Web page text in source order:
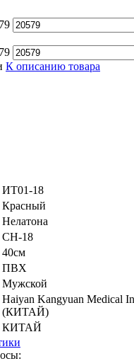
К описанию товара
ИТ01-18
Красный
Нелатона
CH-18
40см
ПВХ
Мужской
Haiyan Kangyuan Medical
(КИТАЙ)
КИТАЙ